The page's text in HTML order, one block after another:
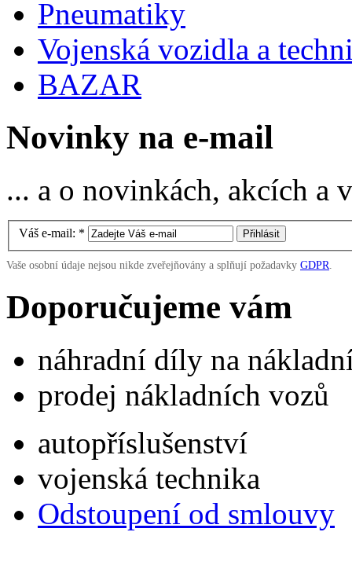
Pneumatiky
Vojenská vozidla a
BAZAR
Novinky na e-mail
... a o novinkách, akcích
Váš e-mail: *
Vaše osobní údaje nejsou nikde zveřejňovány a splňují požadavky GDPR.
Doporučujeme vám
náhradní díly na
prodej nákladních vozů
autopříslušenství
vojenská technika
Odstoupení od smlouvy